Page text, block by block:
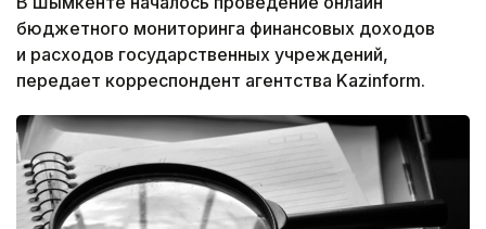
бюджетного мониторинга финансовых доходов
и расходов государственных учреждений,
передает корреспондент агентства Kazinform.